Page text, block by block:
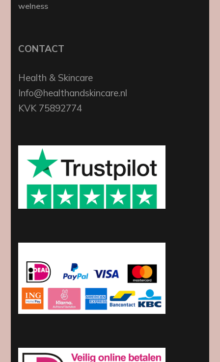
welness
CONTACT
Health & Skincare
Info@healthandskincare.nl
KVK 75892774